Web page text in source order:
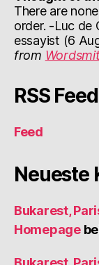
There are
order. -Luc de
essayist (6
from
RSS
Feed
Neueste
Bukarest,
Homepage